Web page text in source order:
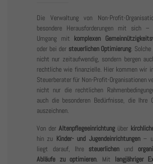
Drop us a line
info@yourdomain.com
About us
Lorem ipsum dolor sit amet, consectetuer
Aenean commodo ligula eget dolor. Aenean
sociis natoque penatibus et magnis dis
montes, nascetur ridiculus mus. Donec
ultricies nec.
Die Verwaltung von Non-Profit-
besondere Herausforderungen mit sich
Umgang mit komplexen
oder bei der steuerlichen Optimierung.
nicht nur zeitaufwendig, sondern bergen
rechtliche wie finanzielle. Hier kommen wir
Steuerberater für Non-Profit-Organisationen
nicht nur die rechtlichen
auch die besonderen Bedürfnisse, die Ihre
auszeichnen.
Von der Altenpflegeeinrichtung über
hin zu Kinder- und Jugendeinrichtungen–
liegt darauf, Ihre steuerlichen und
Abläufe zu optimieren. Mit langjähriger